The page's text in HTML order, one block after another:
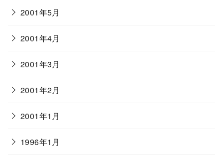
2001年5月
2001年4月
2001年3月
2001年2月
2001年1月
1996年1月